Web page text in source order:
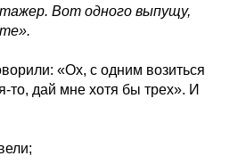
Вот одного выпущу,
«Ох, с одним возиться
то, дай мне хотя бы трех». И